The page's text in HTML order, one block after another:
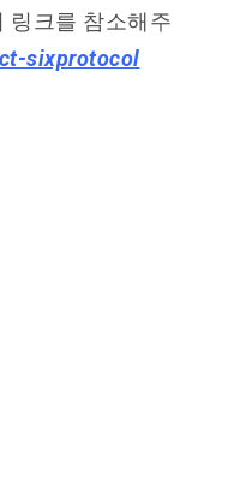
링크를 참소해주
sixprotocol